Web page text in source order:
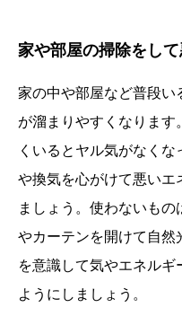
家や部屋の掃除をし
家の中や部屋など普段い
が溜まりやすくなりま
くいるとヤル気がなく
や換気を心がけて悪いエ
ましょう。使わないも
やカーテンを開けて自然
を意識して気やエネル
ようにしましょう。